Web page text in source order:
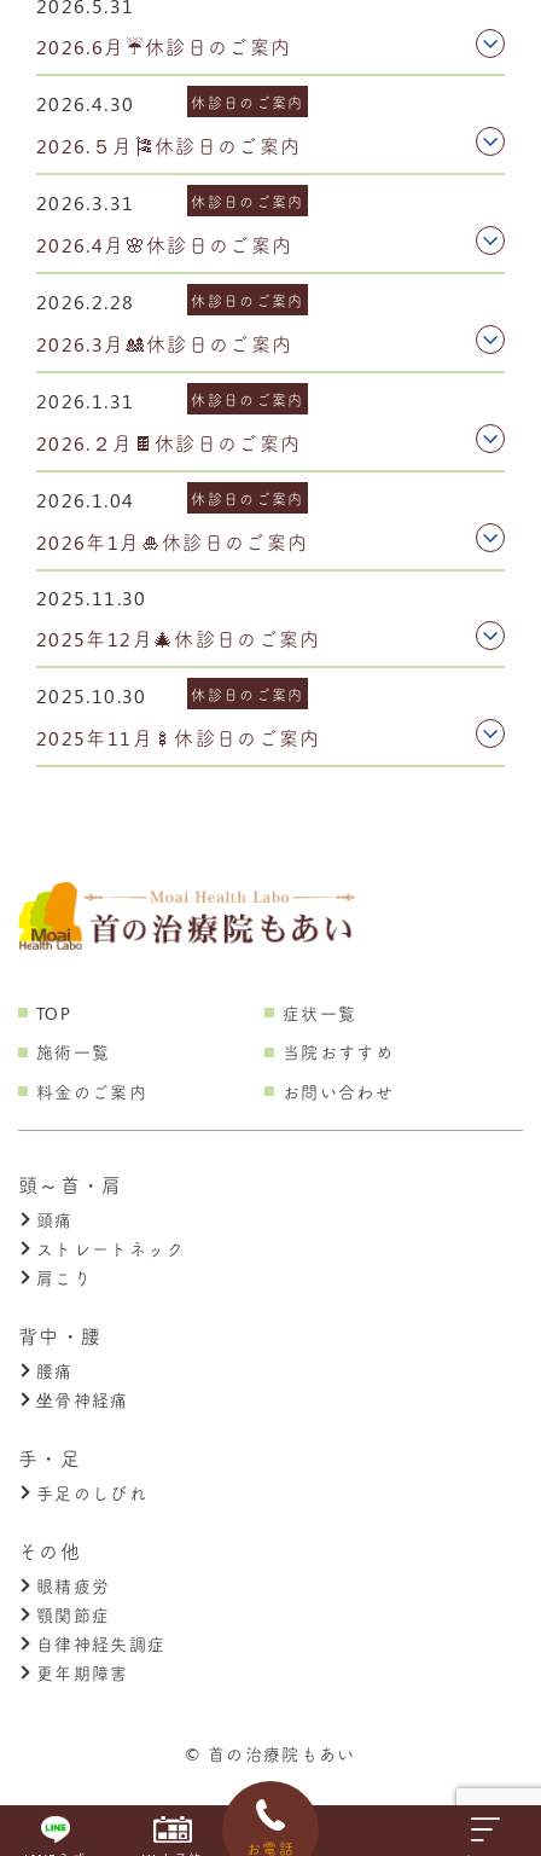
お電話
2026.5.31
2026.6月☔休診日のご案内
2026.4.30 休診日のご案内
2026.５月🎏休診日のご案内
2026.3.31 休診日のご案内
2026.4月🌸休診日のご案内
2026.2.28 休診日のご案内
2026.3月🎎休診日のご案内
2026.1.31 休診日のご案内
2026.２月🍫休診日のご案内
2026.1.04 休診日のご案内
2026年1月🎍休診日のご案内
2025.11.30
2025年12月🎄休診日のご案内
2025.10.30 休診日のご案内
2025年11月🍢休診日のご案内
TOP
症状一覧
施術一覧
当院おすすめ
料金のご案内
お問い合わせ
頭～首・肩
頭痛
ストレートネック
肩こり
背中・腰
腰痛
坐骨神経痛
手・足
手足のしびれ
その他
眼精疲労
顎関節症
自律神経失調症
更年期障害
© 首の治療院もあい